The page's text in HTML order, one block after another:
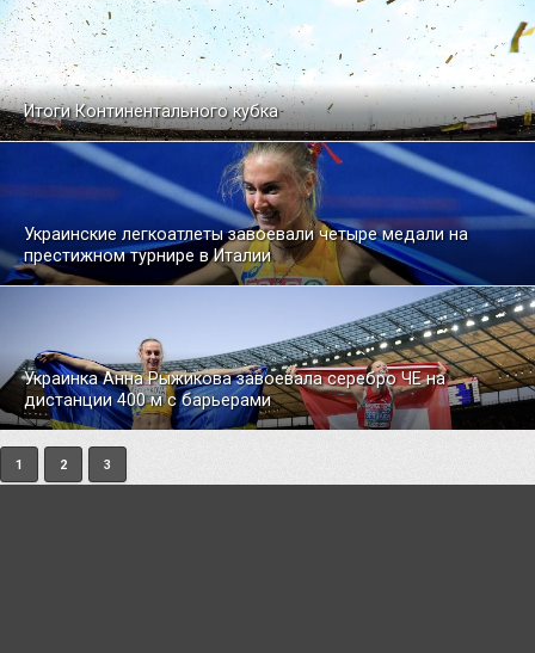
Итоги Континентального кубка
Украинские легкоатлеты завоевали четыре медали на
престижном турнире в Италии
Украинка Анна Рыжикова завоевала серебро ЧЕ на
дистанции 400 м с барьерами
1 2 3